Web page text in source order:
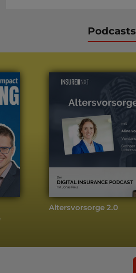
Podcasts
Altersvorsorge 2.0